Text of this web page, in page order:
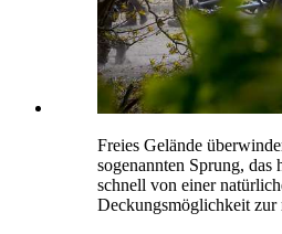
Freies Gelände
sogenannten Sprung, das
schnell von einer
Deckungsmöglichkeit zur